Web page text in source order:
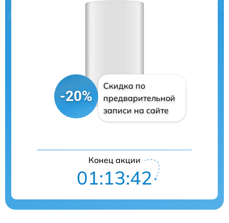
-20%
Скидка по
предварительной
записи на сайте
Конец акции
01:13:41